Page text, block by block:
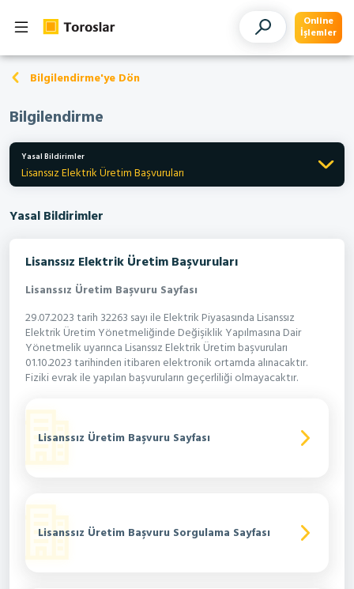
Online
İşlemler
Bilgilendirme'ye Dön
Bilgilendirme
Yasal Bildirimler
Lisanssız Elektrik Üretim Başvuruları
Yasal Bildirimler
Lisanssız Elektrik Üretim Başvuruları
Lisanssız Üretim Başvuru Sayfası
29.07.2023 tarih 32263 sayı ile Elektrik Piyasasında Lisanssız
Elektrik Üretim Yönetmeliğinde Değişiklik Yapılmasına Dair
Yönetmelik uyarınca Lisanssız Elektrik Üretim başvuruları
01.10.2023 tarihinden itibaren elektronik ortamda alınacaktır.
Fiziki evrak ile yapılan başvuruların geçerliliği olmayacaktır.
Lisanssız Üretim Başvuru Sayfası
Lisanssız Üretim Başvuru Sorgulama Sayfası